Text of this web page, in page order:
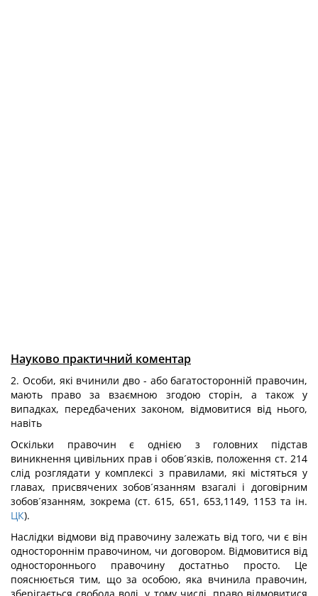
Науково практичний коментар
2. Особи, які вчинили дво - або багатосторонній правочин,
мають право за взаємною згодою сторін, а також у
випадках, передбачених законом, відмовитися від нього,
навіть
Оскільки правочин є однією з головних підстав
виникнення цивільних прав і обов´язків, положення ст. 214
слід розглядати у комплексі з правилами, які містяться у
главах, присвячених зобов´язанням взагалі і договірним
зобов´язанням, зокрема (ст. 615, 651, 653,1149, 1153 та ін.
ЦК).
Наслідки відмови від правочину залежать від того, чи є він
одностороннім правочином, чи договором. Відмовитися від
одностороннього правочину достатньо просто. Це
пояснюється тим, що за особою, яка вчинила правочин,